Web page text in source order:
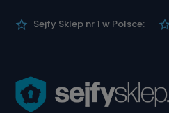
Sejfy Sklep nr 1 w Polsce: